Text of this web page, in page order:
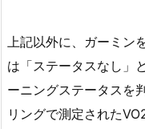
上記以外に、ガーミン
は「ステータスなし」
ーニングステータスを
リングで測定された